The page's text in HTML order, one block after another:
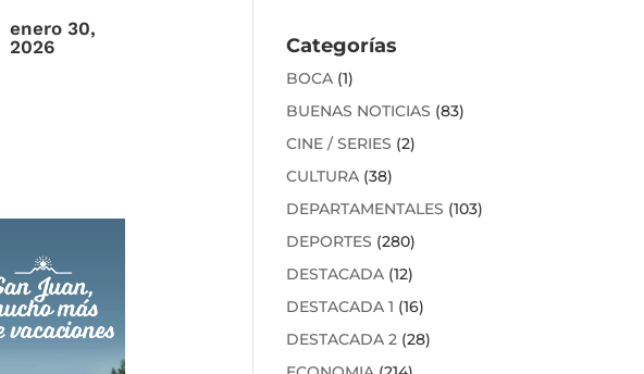
enero 30,
2026
Categorías
BOCA (1)
BUENAS NOTICIAS (83)
CINE / SERIES (2)
CULTURA (38)
DEPARTAMENTALES (103)
DEPORTES (280)
DESTACADA (12)
DESTACADA 1 (16)
DESTACADA 2 (28)